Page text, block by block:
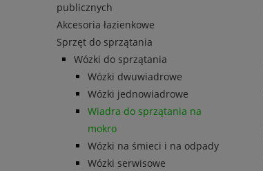
publicznych
Akcesoria łazienkowe
Sprzęt do sprzątania
Wózki do sprzątania
Wózki dwuwiadrowe
Wózki jednowiadrowe
Wiadra do sprzątania na
mokro
Wózki na śmieci i na odpady
Wózki serwisowe